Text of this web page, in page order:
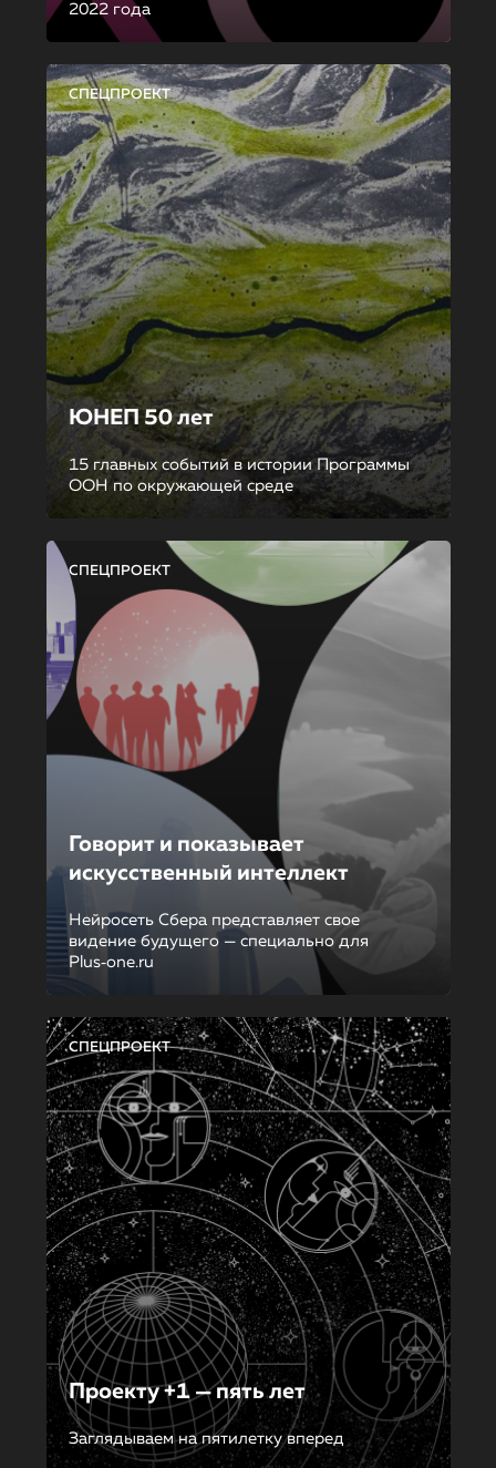
2022 года
СПЕЦПРОЕКТ
ЮНЕП 50 лет
15 главных событий в истории Программы
ООН по окружающей среде
СПЕЦПРОЕКТ
Говорит и показывает
искусственный интеллект
Нейросеть Сбера представляет свое
видение будущего — специально для
Plus‑one.ru
СПЕЦПРОЕКТ
Проекту +1 — пять лет
Заглядываем на пятилетку вперед